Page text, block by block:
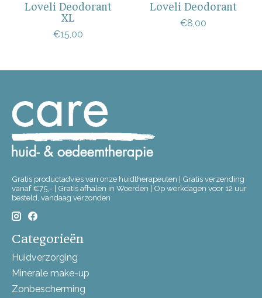
Loveli Deodorant
XL
€15,00
Loveli Deodorant
€8,00
Gratis productadvies van onze huidtherapeuten | Gratis verzending
vanaf €75,- | Gratis afhalen in Woerden | Op werkdagen voor 12 uur
besteld, vandaag verzonden
Categorieën
Huidverzorging
Minerale make-up
Zonbescherming